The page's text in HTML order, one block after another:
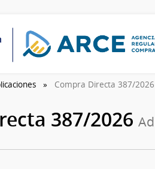
Compra Directa 387/2026
387/2026